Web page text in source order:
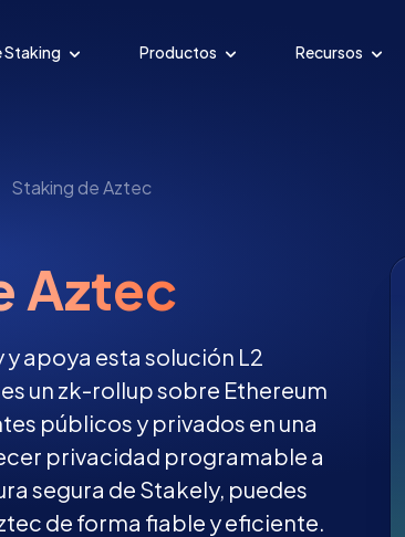
Staking Productos Recursos
Staking de Aztec
Aztec
apoya esta solución L2
un zk-rollup sobre Ethereum
públicos y privados en una
privacidad programable a
segura de Stakely, puedes
de forma fiable y eficiente.